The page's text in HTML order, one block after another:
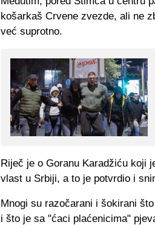
košarkaš Crvene zvezde, ali ne
već suprotno.
Riječ je o Goranu Karadžiću koji
vlast u Srbiji, a to je potvrdio i
Mnogi su razočarani i šokirani
i što je sa "ćaci plaćenicima"